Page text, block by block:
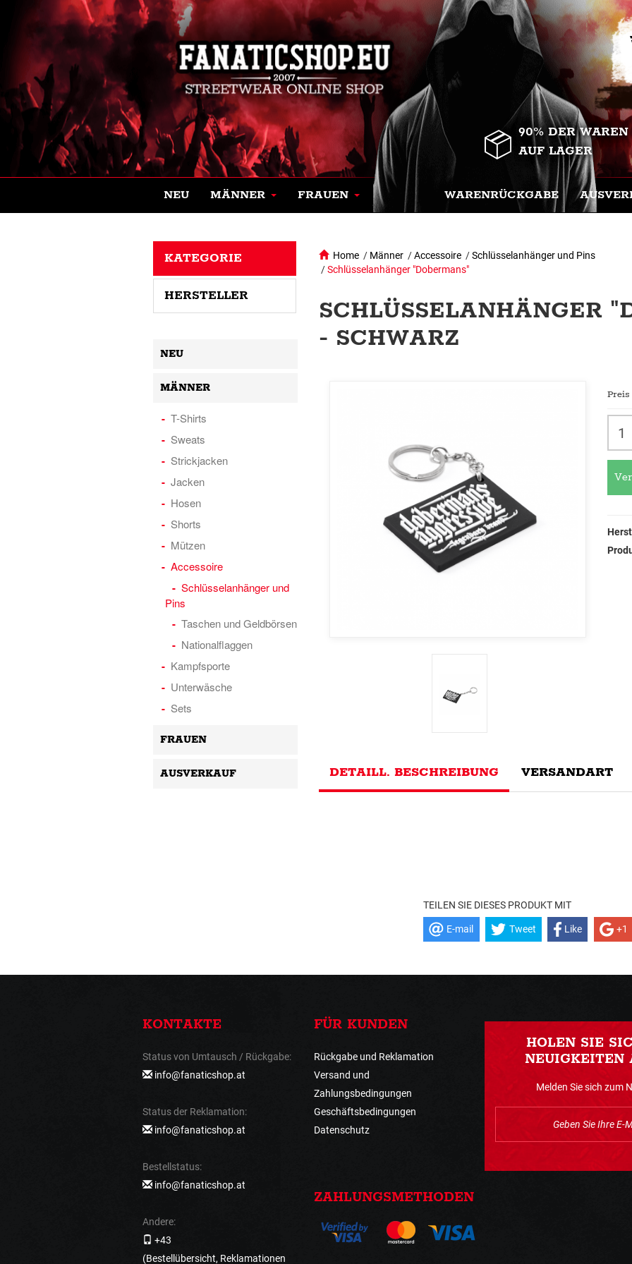
90% DER WAREN
AUF LAGER
NEU MÄNNER FRAUEN WARENRÜCKGABE
Home / Männer /Accessoire /Schlüsselanhänger und Pins
/Schlüsselanhänger "Dobermans"
SCHLÜSSELANHÄNGER
- SCHWARZ
DETAILL. BESCHREIBUNG VERSANDART
TEILEN SIE DIESES PRODUKT MIT
E-mail Tweet Like +1
KATEGORIE
HERSTELLER
NEU
MÄNNER
T-Shirts
Sweats
Strickjacken
Jacken
Hosen
Shorts
Mützen
Accessoire
Schlüsselanhänger und
Pins
Taschen und Geldbörsen
Nationalflaggen
Kampfsporte
Unterwäsche
Sets
FRAUEN
AUSVERKAUF
KONTAKTE
Status von Umtausch / Rückgabe:
info@fanaticshop.at
Status der Reklamation:
info@fanaticshop.at
Bestellstatus:
info@fanaticshop.at
Andere:
+43
(Bestellübersicht, Reklamationen
FÜR KUNDEN
Rückgabe und Reklamation
Versand und
Zahlungsbedingungen
Geschäftsbedingungen
Datenschutz
ZAHLUNGSMETHODEN
HOLEN SIE
NEUIGKEITEN
Melden Sie sich zum